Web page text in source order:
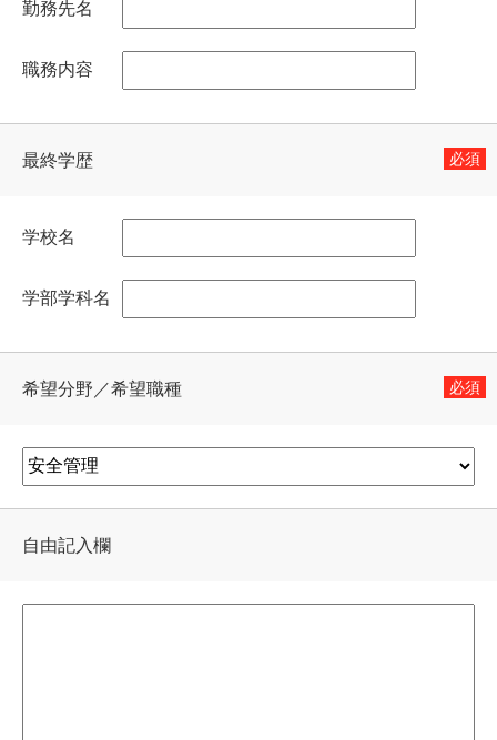
勤務先名
職務内容
最終学歴 必須
学校名
学部学科名
希望分野／希望職種 必須
自由記入欄